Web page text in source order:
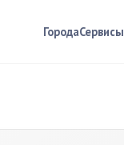
ГородаСервисы